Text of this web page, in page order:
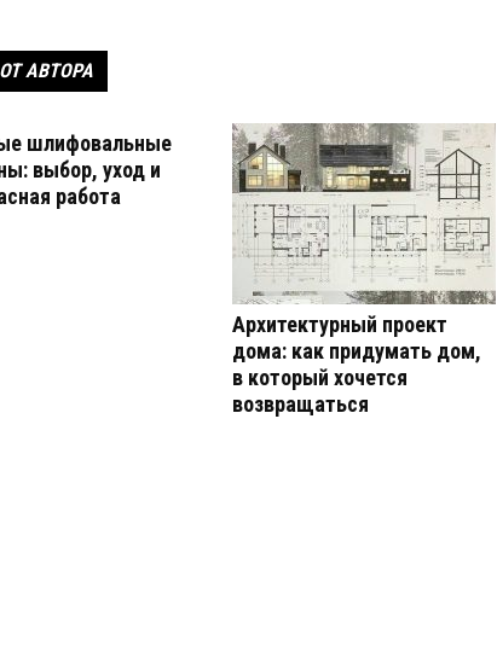
АВТОРА
шлифовальные
выбор, уход и
работа
Архитектурный проект
дома: как придумать дом,
в который хочется
возвращаться